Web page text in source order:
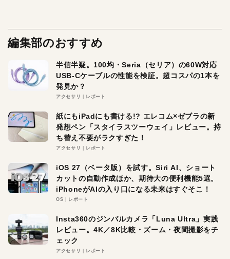
編集部のおすすめ
半信半疑。100均・Seria（セリア）の60W対応
USB-Cケーブルの性能を検証。超コスパの1本を
発見か？
アクセサリ レポート
紙にもiPadにも書ける!? エレコム×ゼブラの新
発想ペン「スタイラスツーウェイ」レビュー。持
ち替え不要がラクすぎた！
アクセサリ レポート
iOS 27（ベータ版）を試す。Siri AI、ショート
カットの自動作成ほか、期待大の便利機能5選。
iPhoneがAIの入り口になる未来はすぐそこ！
OS レポート
Insta360のジンバルカメラ「Luna Ultra」実践
レビュー。4K／8K比較・ズーム・夜間撮影をチ
ェック
アクセサリ レポート